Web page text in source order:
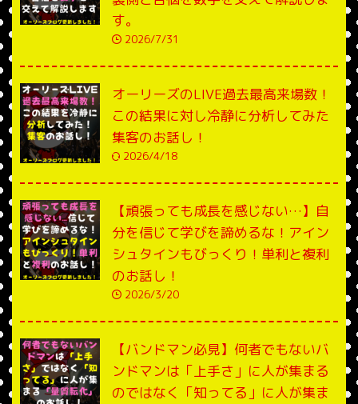
す。
2026/7/31
オーリーズのLIVE過去最高来場数！
この結果に対し冷静に分析してみた
集客のお話し！
2026/4/18
【頑張っても成長を感じない…】自
分を信じて学びを諦めるな！アイン
シュタインもびっくり！単利と複利
のお話し！
2026/3/20
【バンドマン必見】何者でもないバ
ンドマンは「上手さ」に人が集まる
のではなく「知ってる」に人が集ま